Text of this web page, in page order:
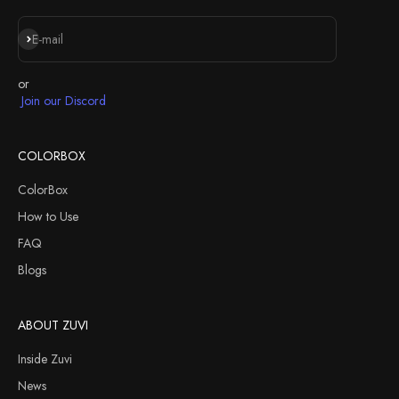
E-mail
Iscriviti alla newsletter
or
Join our Discord
COLORBOX
ColorBox
How to Use
FAQ
Blogs
ABOUT ZUVI
Inside Zuvi
News